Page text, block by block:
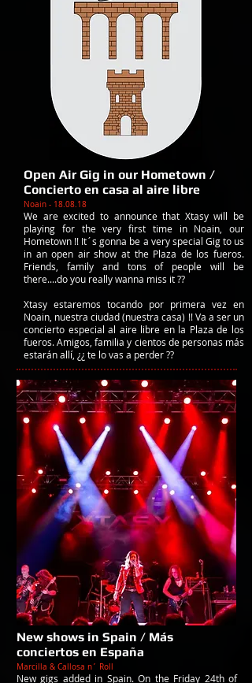
Open Air Gig in our Hometown /
Concierto en casa al aire libre
Noain - 18.08.18
We are excited to announce that Xtasy will be
playing for the very first time in Noain, our
Hometown !! It´s gonna be a very special Gig to us
in an open air show at the Plaza de los fueros.
Friends, family and tons of people will be
there....do you really wanna miss it ??
Xtasy estaremos tocando por primera vez ​​en
Noain, nuestra ciudad (nuestra casa) !! Va a ser un
concierto especial al aire libre en la Plaza de los
fueros. Amigos, familia y cientos de personas más
estarán allí, ¿¿ te lo vas a perder ??
New shows in Spain / Más
conciertos en España
Marcilla & Callosa n´ Roll
New gigs added in Spain. On the Friday 24th of